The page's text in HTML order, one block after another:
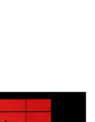
nghệ
đổi số